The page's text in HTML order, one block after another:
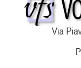
Via